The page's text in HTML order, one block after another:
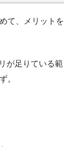
て、メリットを
が足りている範
。